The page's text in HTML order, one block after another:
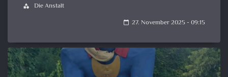
category Die Anstalt
calendar_today 27. November 2025 - 09:15